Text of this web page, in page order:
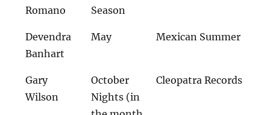
Romano
Season
Devendra
Banhart
May Mexican Summer
Gary
Wilson
October
Nights (in
Cleopatra Records